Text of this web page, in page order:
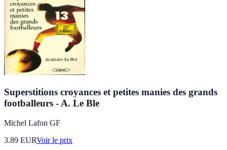
Superstitions croyances et petites manies des grands
footballeurs - A. Le Ble
Michel Lafon GF
3.89 EURVoir le prix